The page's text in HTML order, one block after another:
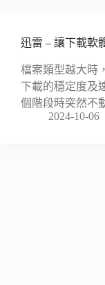
迅雷 – 讓下載軟
檔案類型越大時
下載的穩定度及
個階段時突然不
2024-10-06